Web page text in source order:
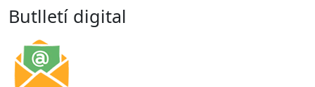
Butlletí digital